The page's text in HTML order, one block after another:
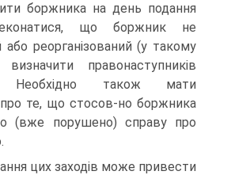
боржника на день подання
що боржник не
або реорганізований (у такому
правонаступників
Необхідно також мати
те, що стосов-но боржника
(вже порушено) справу про
цих заходів може привести